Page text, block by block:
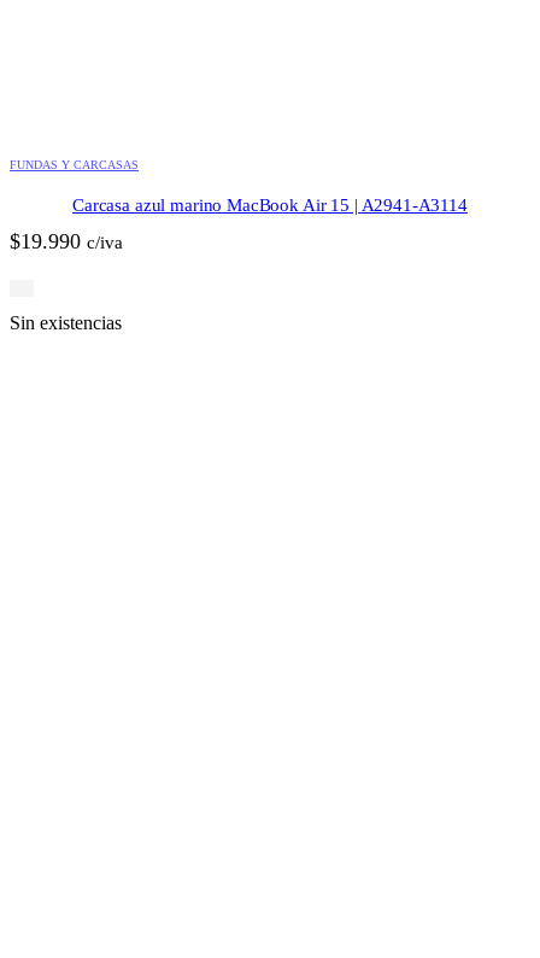
FUNDAS Y CARCASAS
Carcasa azul marino MacBook Air 15 | A2941-A3114
$19.990 c/iva
Sin existencias